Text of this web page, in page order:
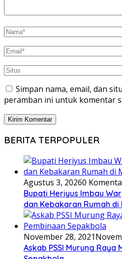
Simpan nama, email, dan
peramban ini untuk komentar
BERITA TERPOPULER
Agustus 3, 20260
Bupati Heriyus Imbau
dan Kebakaran Rumah di
November 28, 2021
Askab PSSI Murung